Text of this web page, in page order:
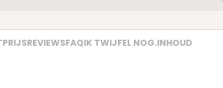
REVIEWSFAQIK TWIJFEL NOG.INHOUD